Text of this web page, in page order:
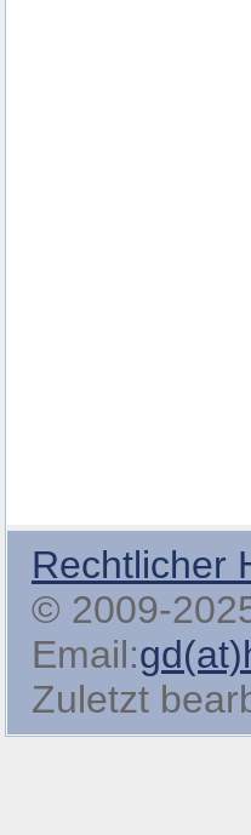
Rechtlicher
© 2009-
Email:
Zuletzt